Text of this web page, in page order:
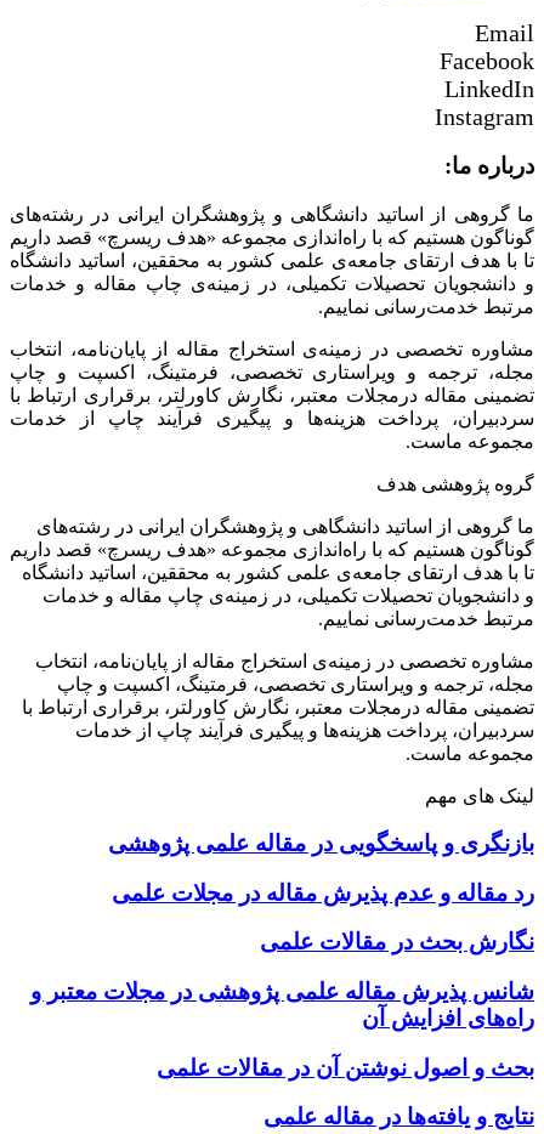
Email
Facebook
LinkedIn
Instagram
درباره ما:
ما گروهی از اساتید دانشگاهی و پژوهشگران ایرانی در رشته‌های
گوناگون هستیم که با راه‌اندازی مجموعه «هدف ریسرچ» قصد داریم
تا با هدف ارتقای جامعه‌ی علمی کشور به محققین، اساتید دانشگاه
و دانشجویان تحصیلات تکمیلی، در زمینه‌ی چاپ مقاله و خدمات
مرتبط خدمت‌رسانی نماییم.
مشاوره تخصصی در زمینه‌ی استخراج مقاله از پایان‌نامه، انتخاب
مجله، ترجمه و ویراستاری تخصصی، فرمتینگ، اکسپت و چاپ
تضمینی مقاله درمجلات معتبر، نگارش کاورلتر، برقراری ارتباط با
سردبیران، پرداخت هزینه‌ها و پیگیری فرآیند چاپ از خدمات
مجموعه ماست.
گروه پژوهشی هدف
ما گروهی از اساتید دانشگاهی و پژوهشگران ایرانی در رشته‌های
گوناگون هستیم که با راه‌اندازی مجموعه «هدف ریسرچ» قصد داریم
تا با هدف ارتقای جامعه‌ی علمی کشور به محققین، اساتید دانشگاه
و دانشجویان تحصیلات تکمیلی، در زمینه‌ی چاپ مقاله و خدمات
مرتبط خدمت‌رسانی نماییم.
مشاوره تخصصی در زمینه‌ی استخراج مقاله از پایان‌نامه، انتخاب
مجله، ترجمه و ویراستاری تخصصی، فرمتینگ، اکسپت و چاپ
تضمینی مقاله درمجلات معتبر، نگارش کاورلتر، برقراری ارتباط با
سردبیران، پرداخت هزینه‌ها و پیگیری فرآیند چاپ از خدمات
مجموعه ماست.
لینک های مهم
بازنگری و پاسخگویی در مقاله علمی پژوهشی
رد مقاله و عدم پذیرش مقاله در مجلات علمی
نگارش بحث در مقالات علمی
شانس پذیرش مقاله علمی پژوهشی در مجلات معتبر و
راه‌های افزایش آن
بحث و اصول نوشتن آن در مقالات علمی
نتایج و یافته‌ها در مقاله علمی